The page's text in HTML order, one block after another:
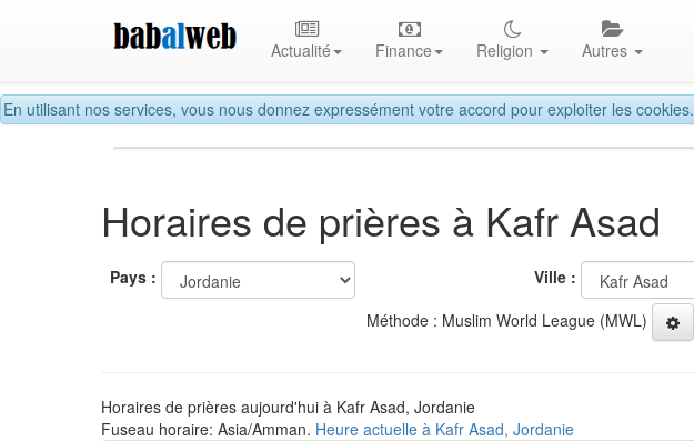
En utilisant nos services, vous nous donnez expressément votre accord pour exploiter les cookies.
Actualité Finance Religion Autres
Horaires de prières à Kafr Asad
Pays :
Ville :
Méthode : Muslim World League (MWL)
Horaires de prières aujourd'hui à Kafr Asad, Jordanie
Fuseau horaire: Asia/Amman. Heure actuelle à Kafr Asad, Jordanie